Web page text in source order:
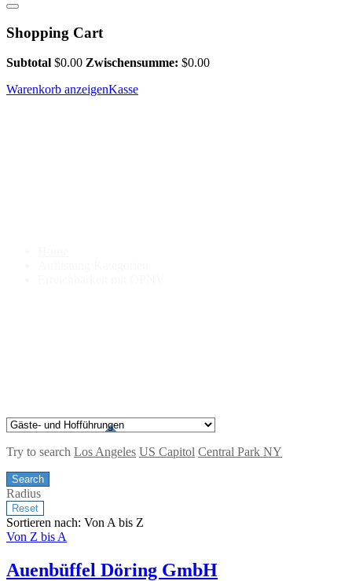
Shopping Cart
Subtotal $0.00 Zwischensumme: $0.00
Warenkorb anzeigenKasse
Try to search Los Angeles US Capitol Central Park NY
Radius
Sortieren nach: Von A bis Z
Von Z bis A
Auenbüffel Döring GmbH